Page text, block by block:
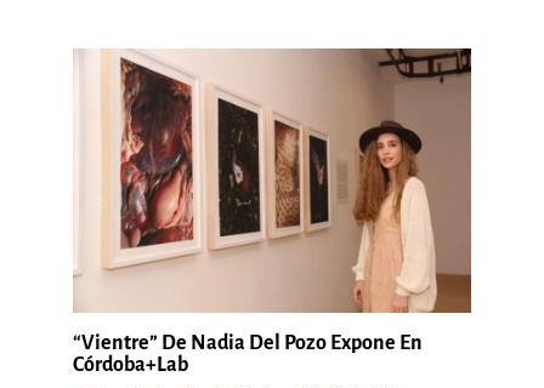
“Vientre” De Nadia Del Pozo Expone En
Córdoba+Lab